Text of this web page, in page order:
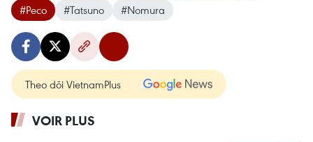
#Peco
#Tatsuno #Nomura
Theo dõi VietnamPlus
VOIR PLUS